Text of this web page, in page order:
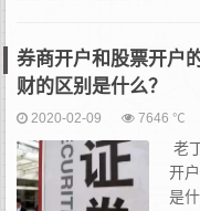
券商开户和股票开户
财的区别是什么？
2020-02-09 7646 ℃
老
开
是